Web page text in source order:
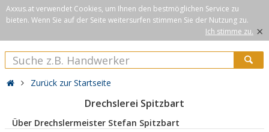
Axxus.at verwendet Cookies, um Ihnen den bestmöglichen Service zu
bieten. Wenn Sie auf der Seite weitersurfen stimmen Sie der Nutzung zu.
Ich stimme zu. ×
Zurück zur Startseite
Drechslerei Spitzbart
Über Drechslermeister Stefan Spitzbart